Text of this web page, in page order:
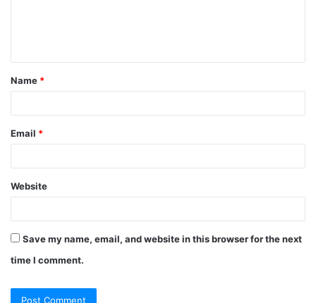
t
*
Name *
Email *
Website
Save my name, email, and website in this browser for the next
time I comment.